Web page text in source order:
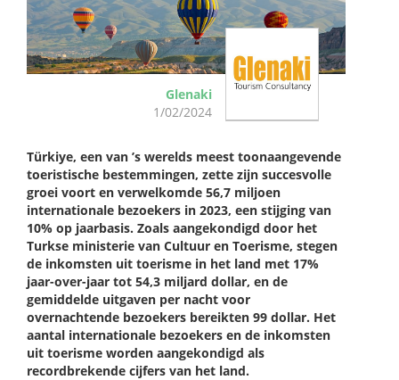
Glenaki
1/02/2024
Türkiye, een van ’s werelds meest toonaangevende
toeristische bestemmingen, zette zijn succesvolle
groei voort en verwelkomde 56,7 miljoen
internationale bezoekers in 2023, een stijging van
10% op jaarbasis. Zoals aangekondigd door het
Turkse ministerie van Cultuur en Toerisme, stegen
de inkomsten uit toerisme in het land met 17%
jaar-over-jaar tot 54,3 miljard dollar, en de
gemiddelde uitgaven per nacht voor
overnachtende bezoekers bereikten 99 dollar. Het
aantal internationale bezoekers en de inkomsten
uit toerisme worden aangekondigd als
recordbrekende cijfers van het land.